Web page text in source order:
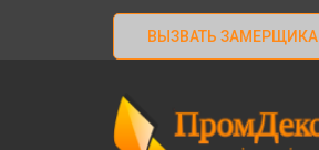
ВЫЗВАТЬ ЗАМЕРЩИКА